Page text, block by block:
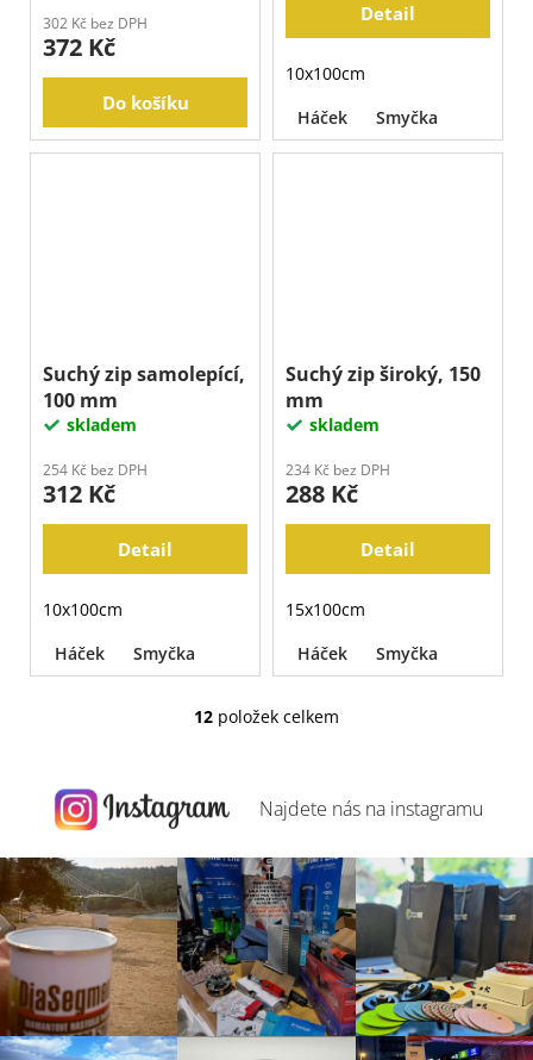
302 Kč bez DPH
372 Kč
Do košíku
Detail
10x100cm
Háček
Smyčka
Suchý zip samolepící,
100 mm
skladem
254 Kč bez DPH
312 Kč
Detail
10x100cm
Háček
Smyčka
Suchý zip široký, 150
mm
skladem
234 Kč bez DPH
288 Kč
Detail
15x100cm
Háček
Smyčka
O
á
a
c
í
p
r
v
k
y
12 položek celkem
Najdete nás na instagramu